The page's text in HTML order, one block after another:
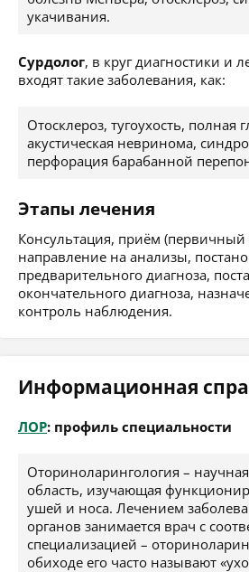
укачивания.
Сурдолог, в круг диагностики и
входят такие заболевания, как:
Отосклероз, тугоухость, полная
акустическая невринома,
перфорация барабанной
Этапы лечения
Консультация, приём
направление на анализы,
предварительного диагноза,
окончательного диагноза,
контроль наблюдения.
Информационная
ЛОР: профиль специальности
Оториноларингология –
область, изучающая
ушей и носа. Лечением
органов занимается врач с
специализацией –
обиходе его часто называют